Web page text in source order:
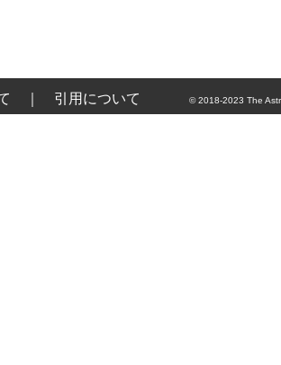
引用について © 2018-2023 The